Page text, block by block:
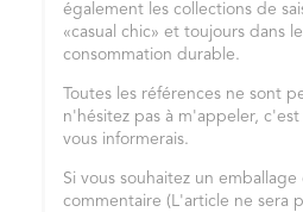
également les collections de
«casual chic» et toujours dans
consommation durable.
Toutes les références ne sont
n'hésitez pas à m'appeler,
vous informerais.
Si vous souhaitez un
commentaire (L'article ne sera